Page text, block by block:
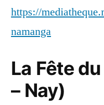
https://
namanga
La Fête
– Nay)